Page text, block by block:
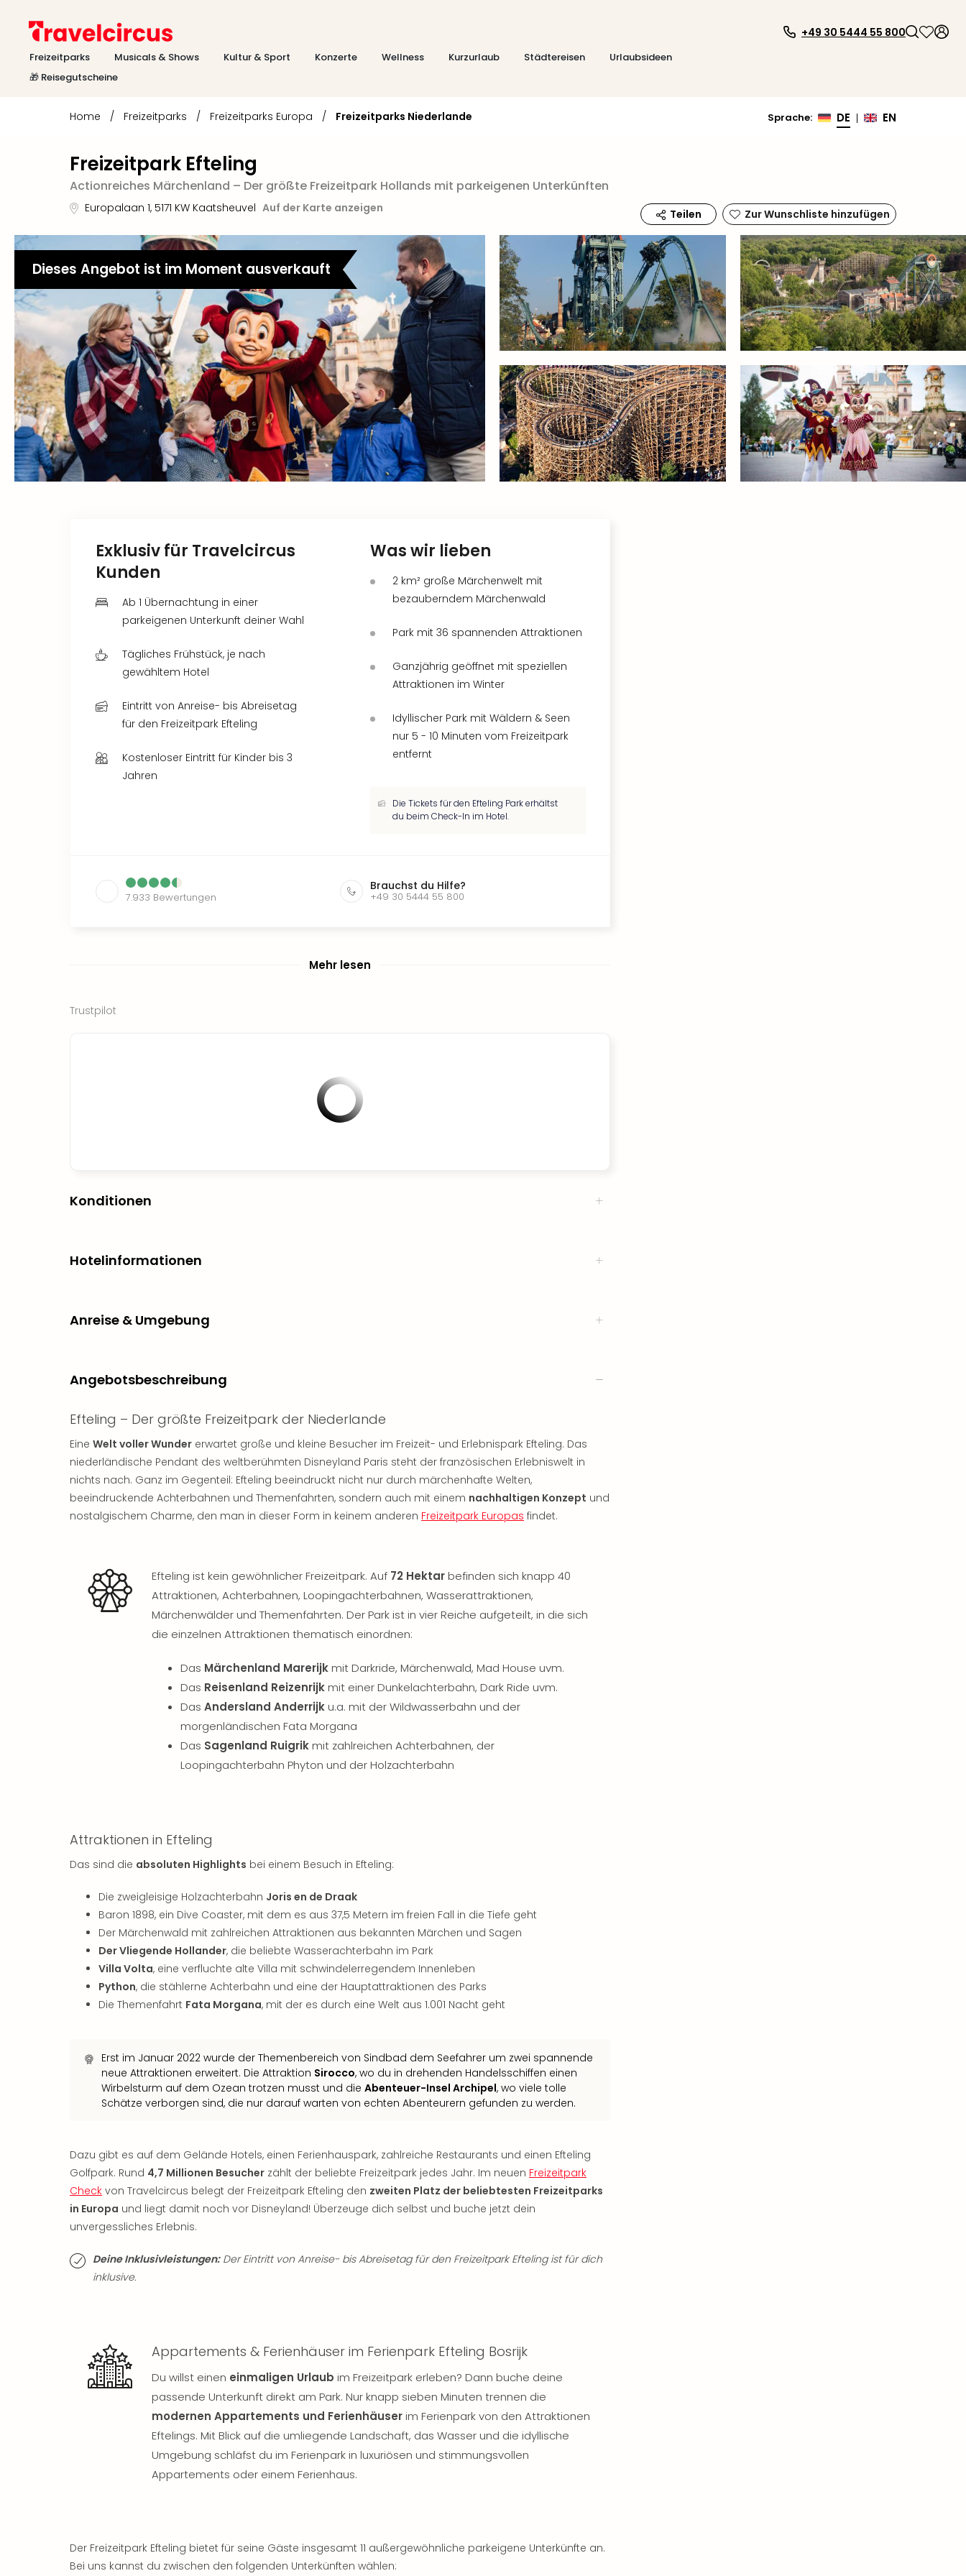
Freizeitparks Musicals & Shows Kultur & Sport Konzerte Wellness Kurzurlaub Städtereisen
Urlaubsideen
🎁 Reisegutscheine
+49 30 5444 55 800
Home / Freizeitparks / Freizeitparks Europa / Freizeitparks Niederlande Sprache: DE | EN
Freizeitpark Efteling
Actionreiches Märchenland – Der größte Freizeitpark Hollands mit parkeigenen Unterkünften
Europalaan 1, 5171 KW Kaatsheuvel Auf der Karte anzeigen Teilen Zur Wunschliste hinzufügen
Dieses Angebot ist im Moment ausverkauft
Exklusiv für Travelcircus
Kunden
Ab 1 Übernachtung in einer
parkeigenen Unterkunft deiner Wahl
Tägliches Frühstück, je nach
gewähltem Hotel
Eintritt von Anreise- bis Abreisetag
für den Freizeitpark Efteling
Kostenloser Eintritt für Kinder bis 3
Jahren
Was wir lieben
2 km² große Märchenwelt mit
bezauberndem Märchenwald
Park mit 36 spannenden Attraktionen
Ganzjährig geöffnet mit speziellen
Attraktionen im Winter
Idyllischer Park mit Wäldern & Seen
nur 5 - 10 Minuten vom Freizeitpark
entfernt
Die Tickets für den Efteling Park erhältst
du beim Check-In im Hotel.
7.933 Bewertungen
Brauchst du Hilfe?
+49 30 5444 55 800
Mehr lesen
Trustpilot
Konditionen
Hotelinformationen
Anreise & Umgebung
Angebotsbeschreibung
Efteling – Der größte Freizeitpark der Niederlande
Eine Welt voller Wunder erwartet große und kleine Besucher im Freizeit- und Erlebnispark Efteling. Das
niederländische Pendant des weltberühmten Disneyland Paris steht der französischen Erlebniswelt in
nichts nach. Ganz im Gegenteil: Efteling beeindruckt nicht nur durch märchenhafte Welten,
beeindruckende Achterbahnen und Themenfahrten, sondern auch mit einem nachhaltigen Konzept und
nostalgischem Charme, den man in dieser Form in keinem anderen Freizeitpark Europas findet.
Efteling ist kein gewöhnlicher Freizeitpark. Auf 72 Hektarbefinden sich knapp 40
Attraktionen, Achterbahnen, Loopingachterbahnen, Wasserattraktionen,
Märchenwälder und Themenfahrten. Der Park ist in vier Reiche aufgeteilt, in die sich
die einzelnen Attraktionen thematisch einordnen:
Das Märchenland Marerijkmit Darkride, Märchenwald, Mad House uvm.
Das Reisenland Reizenrijkmit einer Dunkelachterbahn, Dark Ride uvm.
Das Andersland Anderrijku.a. mit der Wildwasserbahn und der
morgenländischen Fata Morgana
Das Sagenland Ruigrikmit zahlreichen Achterbahnen, der
Loopingachterbahn Phyton und der Holzachterbahn
Attraktionen in Efteling
Das sind die absoluten Highlights bei einem Besuch in Efteling:
Die zweigleisige Holzachterbahn Joris en de Draak
Baron 1898, ein Dive Coaster, mit dem es aus 37,5 Metern im freien Fall in die Tiefe geht
Der Märchenwald mit zahlreichen Attraktionen aus bekannten Märchen und Sagen
Der Vliegende Hollander, die beliebte Wasserachterbahn im Park
Villa Volta, eine verfluchte alte Villa mit schwindelerregendem Innenleben
Python, die stählerne Achterbahn und eine der Hauptattraktionen des Parks
Die Themenfahrt Fata Morgana, mit der es durch eine Welt aus 1.001 Nacht geht
Erst im Januar 2022 wurde der Themenbereich von Sindbad dem Seefahrer um zwei spannende
neue Attraktionen erweitert. Die Attraktion Sirocco, wo du in drehenden Handelsschiffen einen
Wirbelsturm auf dem Ozean trotzen musst und die Abenteuer-Insel Archipel, wo viele tolle
Schätze verborgen sind, die nur darauf warten von echten Abenteurern gefunden zu werden.
Dazu gibt es auf dem Gelände Hotels, einen Ferienhauspark, zahlreiche Restaurants und einen Efteling
Golfpark. Rund 4,7 Millionen Besucher zählt der beliebte Freizeitpark jedes Jahr. Im neuen Freizeitpark
Check von Travelcircus belegt der Freizeitpark Efteling den zweiten Platz der beliebtesten Freizeitparks
in Europa und liegt damit noch vor Disneyland! Überzeuge dich selbst und buche jetzt dein
unvergessliches Erlebnis.
Deine Inklusivleistungen:Der Eintritt von Anreise- bis Abreisetag für den Freizeitpark Efteling ist für dich
inklusive.
Appartements & Ferienhäuser im Ferienpark Efteling Bosrijk
Du willst einen einmaligen Urlaub im Freizeitpark erleben? Dann buche deine
passende Unterkunft direkt am Park. Nur knapp sieben Minuten trennen die
modernen Appartements und Ferienhäuserim Ferienpark von den Attraktionen
Eftelings. Mit Blick auf die umliegende Landschaft, das Wasser und die idyllische
Umgebung schläfst du im Ferienpark in luxuriösen und stimmungsvollen
Appartements oder einem Ferienhaus.
Der Freizeitpark Efteling bietet für seine Gäste insgesamt 11 außergewöhnliche parkeigene Unterkünfte an.
Bei uns kannst du zwischen den folgenden Unterkünften wählen: